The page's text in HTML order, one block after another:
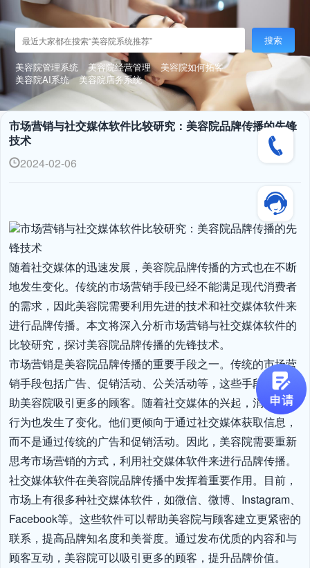
搜索
美容院管理系统 美容院经营管理
美容院如何拓客
美容院AI系统
美容院店务系统
市场营销与社交媒体软件比较研究：美容院品牌传播的先锋
技术
2024-02-06
市场营销与社交媒体软件比较研究：美容院品牌传播的先
锋技术
随着社交媒体的迅速发展，美容院品牌传播的方式也在不断
地发生变化。传统的市场营销手段已经不能满足现代消费者
的需求，因此美容院需要利用先进的技术和社交媒体软件来
进行品牌传播。本文将深入分析市场营销与社交媒体软件的
比较研究，探讨美容院品牌传播的先锋技术。
市场营销是美容院品牌传播的重要手段之一。传统的市场营
销手段包括广告、促销活动、公关活动等，这些手段可以帮
助美容院吸引更多的顾客。随着社交媒体的兴起，消费者的
行为也发生了变化。他们更倾向于通过社交媒体获取信息，
而不是通过传统的广告和促销活动。因此，美容院需要重新
思考市场营销的方式，利用社交媒体软件来进行品牌传播。
社交媒体软件在美容院品牌传播中发挥着重要作用。目前，
市场上有很多种社交媒体软件，如微信、微博、Instagram、
Facebook等。这些软件可以帮助美容院与顾客建立更紧密的
联系，提高品牌知名度和美誉度。通过发布优质的内容和与
顾客互动，美容院可以吸引更多的顾客，提升品牌价值。